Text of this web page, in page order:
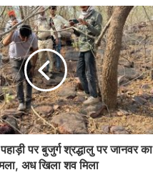
पर बुजुर्ग श्रद्धालु पर जानवर का
अध खिला शव मिला